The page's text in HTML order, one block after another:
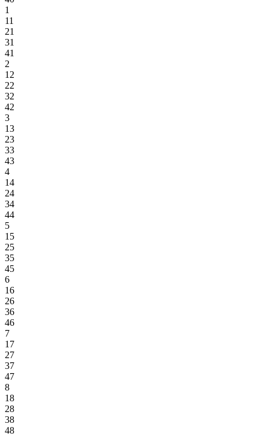
1
11
21
31
41
2
12
22
32
42
3
13
23
33
43
4
14
24
34
44
5
15
25
35
45
6
16
26
36
46
7
17
27
37
47
8
18
28
38
48